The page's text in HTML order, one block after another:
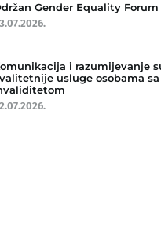
Gender Equality Forum
i razumijevanje
usluge osobama sa